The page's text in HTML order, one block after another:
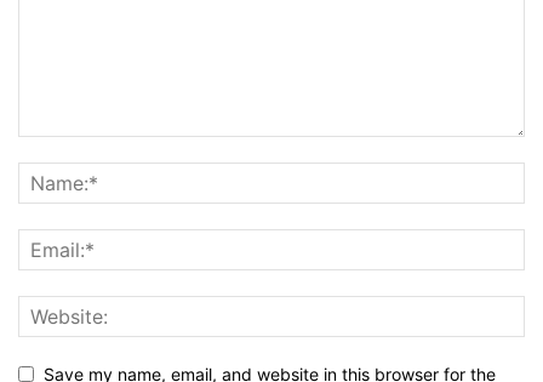
Save my name, email, and website in this browser for the